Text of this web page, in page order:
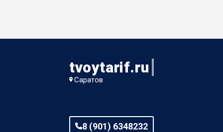
tvoytarif.ru
Саратов
8 (901) 6348232